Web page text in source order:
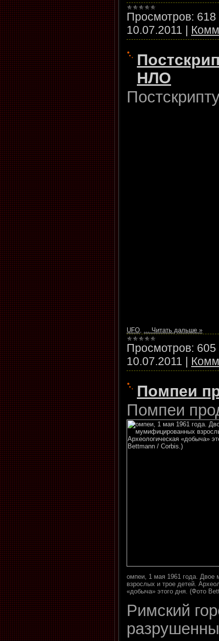
Просмотров: 618
10.07.2011 |
НЛО
UFO Читать дальше »
Просмотров: 605
10.07.2011 |
Помпеи
Помпеи
омпеи, 1 мая 1961 года. Двое
взрослых и трое детей.
«добыча» этого дня. (Фото
Римский